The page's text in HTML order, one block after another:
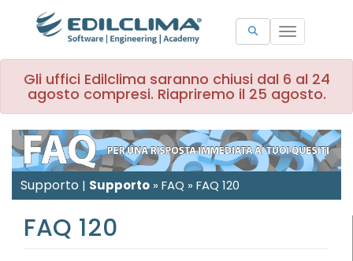
Toggle
navigation
Gli uffici Edilclima saranno chiusi dal 6 al 24
agosto compresi. Riapriremo il 25 agosto.
Supporto | Supporto » FAQ » FAQ 120
FAQ 120